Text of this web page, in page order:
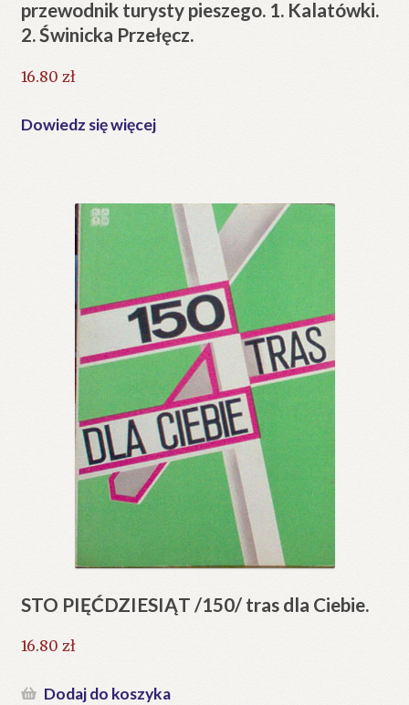
przewodnik turysty pieszego. 1. Kalatówki.
2. Świnicka Przełęcz.
16.80 zł
Dowiedz się więcej
STO PIĘĆDZIESIĄT /150/ tras dla Ciebie.
16.80 zł
Dodaj do koszyka